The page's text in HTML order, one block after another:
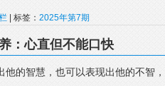
| 标签： 2025年第7期
：心直但不能口快
他的智慧，也可以表现出他的不智